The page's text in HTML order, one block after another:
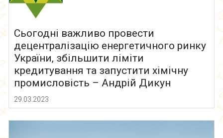
Сьогодні важливо провести
децентралізацію енергетичного ринку
України, збільшити ліміти
кредитування та запустити хімічну
промисловість – Андрій Дикун
29.03.2023